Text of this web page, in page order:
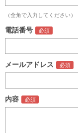
（全角で入力してください）
電話番号
メールアドレス
内容